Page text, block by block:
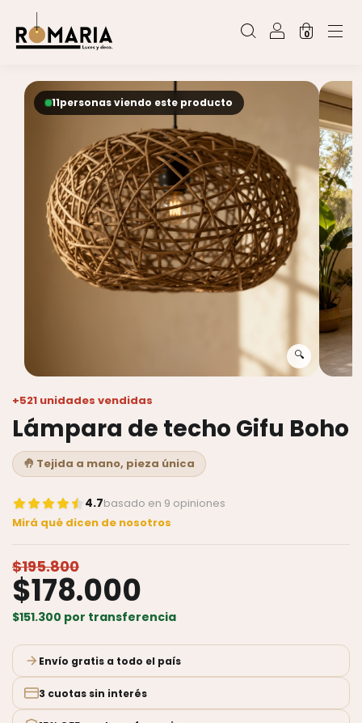
0
🔍
10personas viendo este producto
+521 unidades vendidas
Lámpara de techo Gifu Boho
🤚 Tejida a mano, pieza única
4.7basado en 9 opiniones
Mirá qué dicen de nosotros
$195.800
$178.000
$151.300 por transferencia
Envío gratis a todo el país
3 cuotas sin interés